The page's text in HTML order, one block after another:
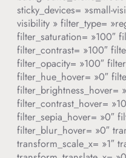
sticky_devices= »small-
visibility » filter_type=
filter_saturation= »100″
filter_contrast= »100″
filter_opacity= »100″
filter_hue_hover= »0″
filter_brightness_hover=
filter_contrast_hover=
filter_sepia_hover= »0″
filter_blur_hover= »0″
transform_scale_x= »1″